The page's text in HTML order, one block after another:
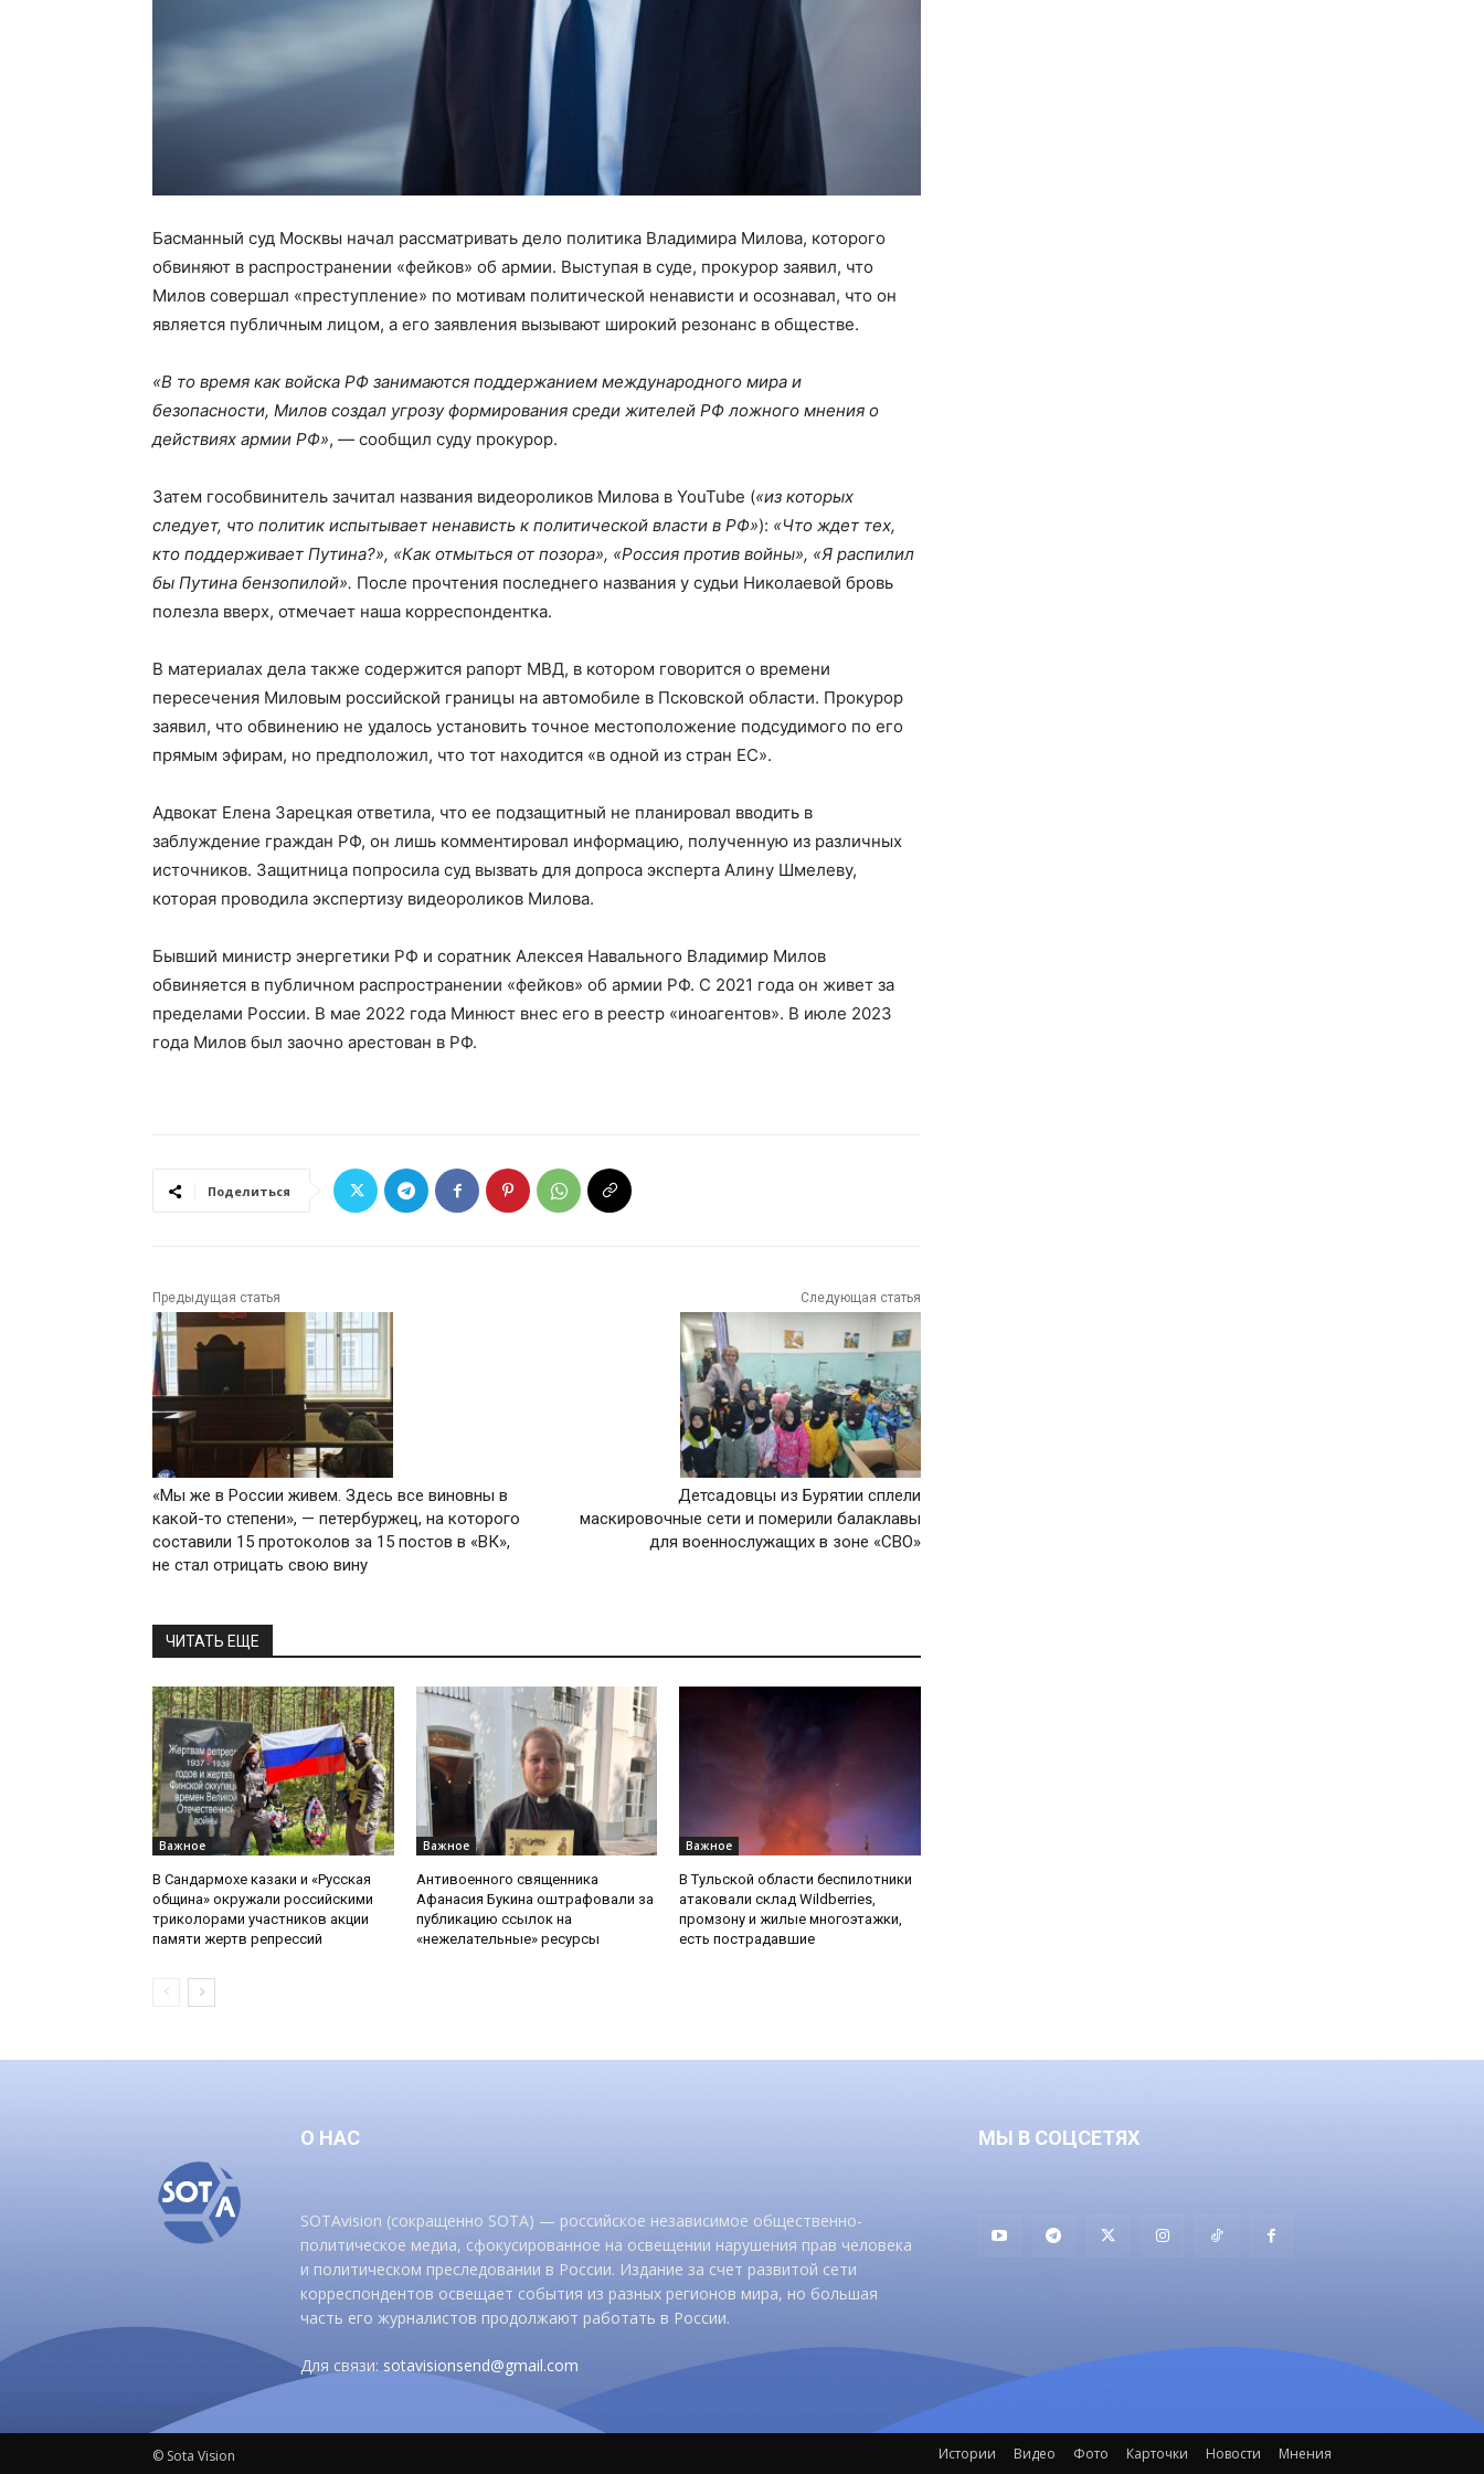
Басманный суд Москвы начал рассматривать дело политика Владимира Милова, которого
обвиняют в распространении «фейков» об армии. Выступая в суде, прокурор заявил, что
Милов совершал «преступление» по мотивам политической ненависти и осознавал, что он
является публичным лицом, а его заявления вызывают широкий резонанс в обществе.
«В то время как войска РФ занимаются поддержанием международного мира и
безопасности, Милов создал угрозу формирования среди жителей РФ ложного мнения о
действиях армии РФ», — сообщил суду прокурор.
Затем гособвинитель зачитал названия видеороликов Милова в YouTube («из которых
следует, что политик испытывает ненависть к политической власти в РФ»): «Что ждет тех,
кто поддерживает Путина?», «Как отмыться от позора», «Россия против войны», «Я распилил
бы Путина бензопилой». После прочтения последнего названия у судьи Николаевой бровь
полезла вверх, отмечает наша корреспондентка.
В материалах дела также содержится рапорт МВД, в котором говорится о времени
пересечения Миловым российской границы на автомобиле в Псковской области. Прокурор
заявил, что обвинению не удалось установить точное местоположение подсудимого по его
прямым эфирам, но предположил, что тот находится «в одной из стран ЕС».
Адвокат Елена Зарецкая ответила, что ее подзащитный не планировал вводить в
заблуждение граждан РФ, он лишь комментировал информацию, полученную из различных
источников. Защитница попросила суд вызвать для допроса эксперта Алину Шмелеву,
которая проводила экспертизу видеороликов Милова.
Бывший министр энергетики РФ и соратник Алексея Навального Владимир Милов
обвиняется в публичном распространении «фейков» об армии РФ. С 2021 года он живет за
пределами России. В мае 2022 года Минюст внес его в реестр «иноагентов». В июле 2023
года Милов был заочно арестован в РФ.
Поделиться
Предыдущая статья
«Мы же в России живем. Здесь все виновны в
какой-то степени», — петербуржец, на которого
составили 15 протоколов за 15 постов в «ВК»,
не стал отрицать свою вину
Следующая статья
Детсадовцы из Бурятии сплели
маскировочные сети и померили балаклавы
для военнослужащих в зоне «СВО»
ЧИТАТЬ ЕЩЕ
Важное
В Сандармохе казаки и «Русская
община» окружали российскими
триколорами участников акции
памяти жертв репрессий
Важное
Антивоенного священника
Афанасия Букина оштрафовали за
публикацию ссылок на
«нежелательные» ресурсы
Важное
В Тульской области беспилотники
атаковали склад Wildberries,
промзону и жилые многоэтажки,
есть пострадавшие
О НАС
SOTAvision (сокращенно SOTA) — российское независимое общественно-
политическое медиа, сфокусированное на освещении нарушения прав человека
и политическом преследовании в России. Издание за счет развитой сети
корреспондентов освещает события из разных регионов мира, но большая
часть его журналистов продолжают работать в России.
Для связи:sotavisionsend@gmail.com
МЫ В СОЦСЕТЯХ
© Sota Vision Истории Видео Фото Карточки Новости Мнения